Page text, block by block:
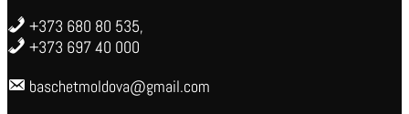
+373 680 80 535,
+373 697 40 000
baschetmoldova@gmail.com